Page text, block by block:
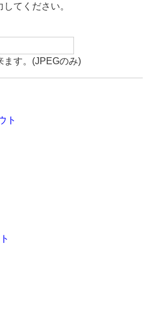
てください。
ます。(JPEGのみ)
ト